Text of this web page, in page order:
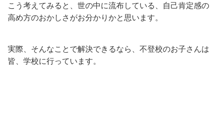
こう考えてみると、世の中に流布している、自己肯定感の
高め方のおかしさがお分かりかと思います。
実際、そんなことで解決できるなら、不登校のお子さんは
皆、学校に行っています。